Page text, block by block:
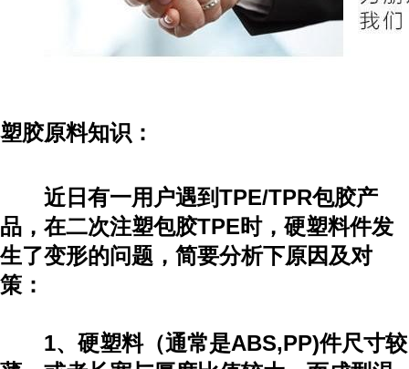
塑胶原料知识：
近日有一用户遇到TPE/TPR包胶产
品，在二次注塑包胶TPE时，硬塑料件发
生了变形的问题，简要分析下原因及对
策：
1、硬塑料（通常是ABS,PP)件尺寸较